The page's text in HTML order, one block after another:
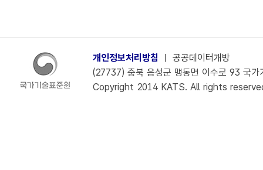
개인정보처리방침 ㅣ 공공데이터개방
(27737) 충북 음성군 맹동면 이수로 93 국
Copyright 2014 KATS. All rights